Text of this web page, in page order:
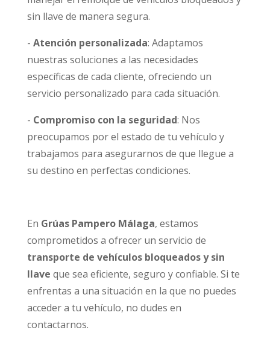
sin llave de manera segura.
- Atención personalizada: Adaptamos
nuestras soluciones a las necesidades
específicas de cada cliente, ofreciendo un
servicio personalizado para cada situación.
- Compromiso con la seguridad: Nos
preocupamos por el estado de tu vehículo y
trabajamos para asegurarnos de que llegue a
su destino en perfectas condiciones.
En Grúas Pampero Málaga, estamos
comprometidos a ofrecer un servicio de
transporte de vehículos bloqueados y sin
llave que sea eficiente, seguro y confiable. Si te
enfrentas a una situación en la que no puedes
acceder a tu vehículo, no dudes en
contactarnos.